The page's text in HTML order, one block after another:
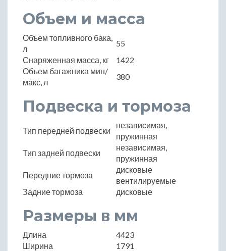
Объем и масса
Объем топливного бака,
л
55
Снаряженная масса, кг
1422
Объем багажника мин/
макс, л
380
Подвеска и тормоза
Тип передней подвески
независимая,
пружинная
Тип задней подвески
независимая,
пружинная
Передние тормоза
дисковые
вентилируемые
Задние тормоза
дисковые
Размеры в мм
Длина
4423
Ширина
1791